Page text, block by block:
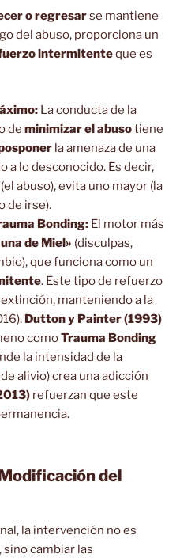
o regresarse mantiene
del abuso, proporciona un
intermitenteque es
La conducta de la
de minimizar el abusotiene
la amenaza de una
a lo desconocido. Es decir,
abuso), evita uno mayor (la
de irse).
Bonding: El motor más
de Miel» (disculpas,
que funciona como un
. Este tipo de refuerzo
manteniendo a la
Dutton y Painter (1993)
comoTrauma Bonding
la intensidad de la
alivio) crea una adicción
refuerzan que este
del
la intervención no es
sino cambiar las